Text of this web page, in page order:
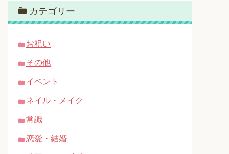
カテゴリー
お祝い
その他
イベント
ネイル・メイク
常識
恋愛・結婚